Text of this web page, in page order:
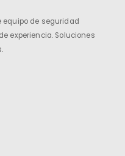
equipo de seguridad
experiencia. Soluciones